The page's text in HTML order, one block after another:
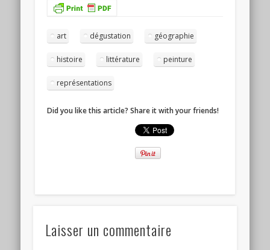
art dégustation géographie
histoire littérature peinture
représentations
Did you like this article? Share it with your friends!
Laisser un commentaire